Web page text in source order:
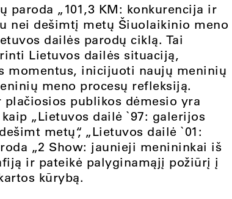
paroda „101,3 KM: konkurencija ir
nei dešimtį metų Šiuolaikinio meno
dailės parodų ciklą. Tai
Lietuvos dailės situaciją,
momentus, inicijuoti naujų meninių
meno procesų refleksiją.
publikos dėmesio yra
„Lietuvos dailė `97: galerijos
metų“, „Lietuvos dailė `01:
„2 Show: jaunieji menininkai iš
ir pateikė palyginamąjį požiūrį į
kūrybą.